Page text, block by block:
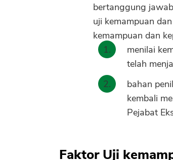
bertanggung
uji kemampuan
kemampuan dan
menilai
telah
bahan
kembali
Pejabat
Faktor Uji